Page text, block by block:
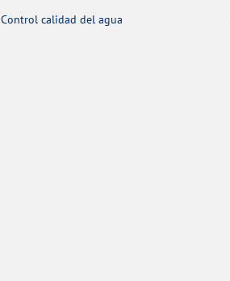
Control calidad del agua